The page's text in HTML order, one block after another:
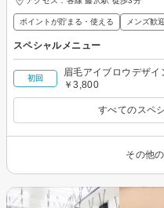
ポイントが貯まる・使える メンズ歓迎
スペシャルメニュー
初回
眉毛アイブロウデザ
￥3,800
すべてのスペ
その他